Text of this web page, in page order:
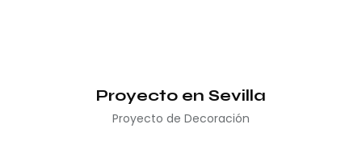
Proyecto en Sevilla
Proyecto de Decoración